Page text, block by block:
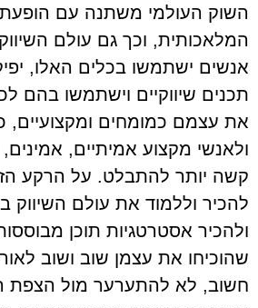
השוק העולמי משתנה עם
המלאכותית, וכך גם עולם
אנשים ישתמשו בכלים האלו,
תכנים שיווקיים וישתמשו בהם
את עצמם כמומחים ומקצועיים,
ולאנשי מקצוע אמיתיים,
קשה יותר להתבלט. על הרקע
להכיר וללמוד את עולם השיווק
ולהכיר אסטרטגיות תוכן
שהוכיחו את עצמן שוב ושוב
חשוב, לא להתערער מול הצפת